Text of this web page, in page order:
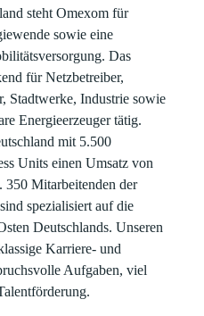
steht Omexom für
sowie eine
Das
für Netzbetreiber,
Stadtwerke, Industrie sowie
Energieerzeuger tätig.
mit 5.500
Units einen Umsatz von
Mitarbeitenden der
spezialisiert auf die
Deutschlands. Unseren
Karriere- und
Aufgaben, viel